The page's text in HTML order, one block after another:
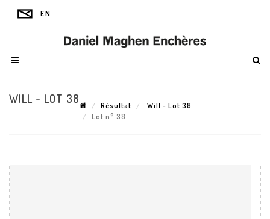
WILL - LOT 38
Résultat
Will - Lot 38
Lot n° 38